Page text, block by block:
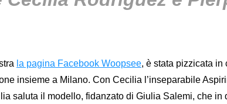
la pagina Facebook Woopsee, è stata pizzicata in
insieme a Milano. Con Cecilia l’inseparabile
saluta il modello, fidanzato di Giulia Salemi, che in